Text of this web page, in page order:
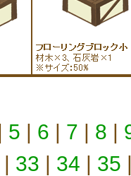
5 | 6 | 7 | 8 |
| 33 | 34 | 35